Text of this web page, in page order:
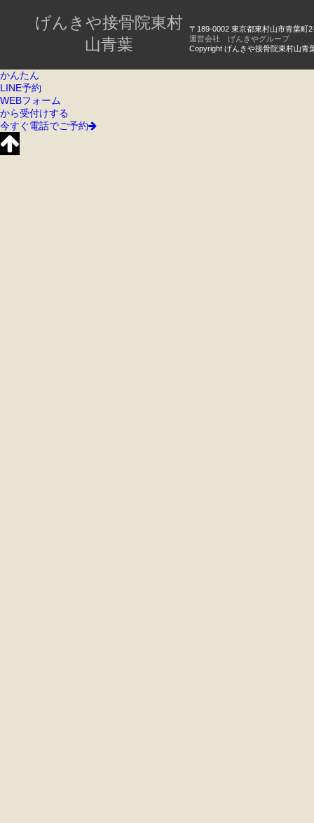
げんきや接骨院東村
山青葉
〒189-0002 東京都東村山市青葉
運営会社 げんきやグループ
Copyright げんきや接骨院東村山青
かんたん
LINE予約
WEBフォーム
から受付けする
今すぐ電話でご予約